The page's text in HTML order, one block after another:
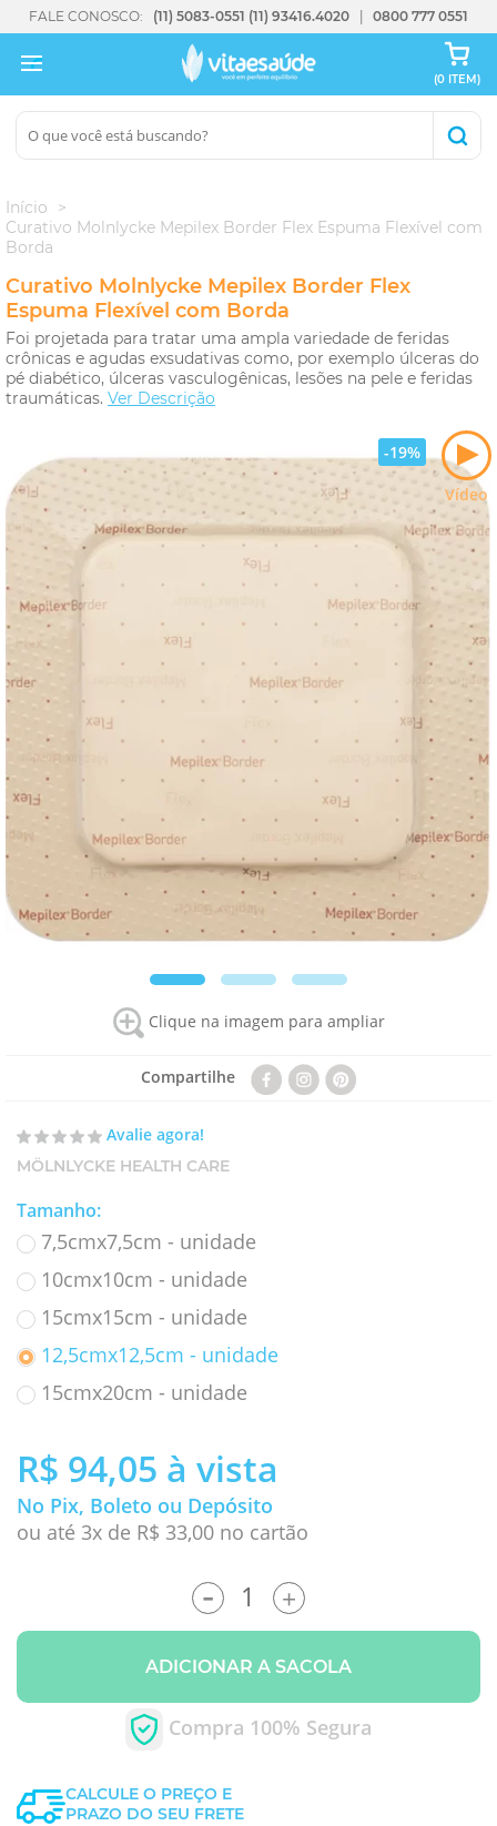
FALE CONOSCO: (11) 5083-0551 (11) 93416.4020 0800 777 0551
(0 ITEM)
Início
Curativo Molnlycke Mepilex Border Flex Espuma Flexível com
Borda
Curativo Molnlycke Mepilex Border Flex
Espuma Flexível com Borda
Foi projetada para tratar uma ampla variedade de feridas
crônicas e agudas exsudativas como, por exemplo úlceras do
pé diabético, úlceras vasculogênicas, lesões na pele e feridas
traumáticas. Ver Descrição
-19%
Vídeo
Clique na imagem para ampliar
Compartilhe
Avalie agora!
MÖLNLYCKE HEALTH CARE
Tamanho:
7,5cmx7,5cm - unidade
10cmx10cm - unidade
15cmx15cm - unidade
12,5cmx12,5cm - unidade
15cmx20cm - unidade
R$ 94,05 à vista
No Pix, Boleto ou Depósito
ou até 3x de R$ 33,00 no cartão
- +
ADICIONAR A SACOLA
Compra 100% Segura
CALCULE O PREÇO E
PRAZO DO SEU FRETE